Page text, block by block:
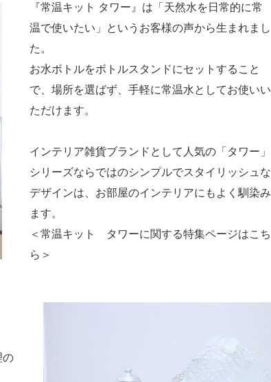
『常温キット タワー』は「天然水を日常的に常
温で使いたい」というお客様の声から生まれまし
た。
お水ボトルをボトルスタンドにセットすること
で、場所を選ばず、手軽に常温水としてお使いい
ただけます。
インテリア雑貨ブランドとして人気の「タワー」
シリーズならではのシンプルでスタイリッシュな
デザインは、お部屋のインテリアにもよく馴染み
ます。
＜常温キット タワーに関する特集ページはこち
ら＞
の